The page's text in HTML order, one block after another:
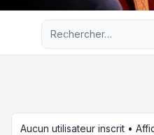
Recherche
Aucun utilisateur inscrit •